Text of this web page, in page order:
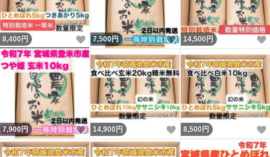
8,400 円 いいね！
7,500円 いいね！
14,500 円
7,900円 いいね！
14,900 円 いいね！
8,500 円